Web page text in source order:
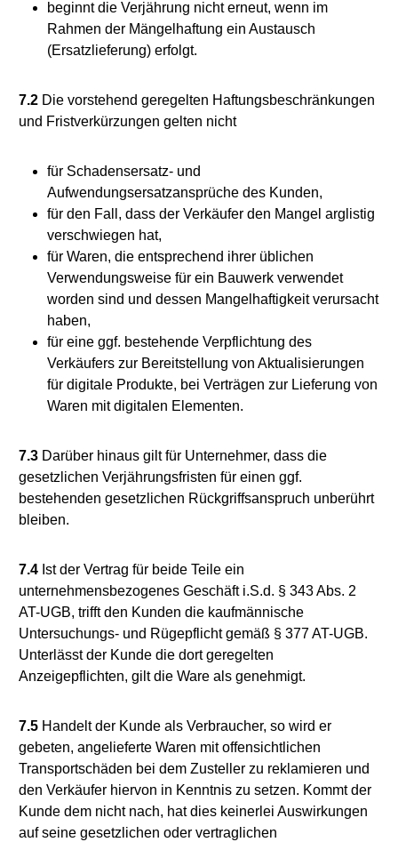
beginnt die Verjährung nicht erneut, wenn im
Rahmen der Mängelhaftung ein Austausch
(Ersatzlieferung) erfolgt.
7.2 Die vorstehend geregelten Haftungsbeschränkungen
und Fristverkürzungen gelten nicht
für Schadensersatz- und
Aufwendungsersatzansprüche des Kunden,
für den Fall, dass der Verkäufer den Mangel arglistig
verschwiegen hat,
für Waren, die entsprechend ihrer üblichen
Verwendungsweise für ein Bauwerk verwendet
worden sind und dessen Mangelhaftigkeit verursacht
haben,
für eine ggf. bestehende Verpflichtung des
Verkäufers zur Bereitstellung von Aktualisierungen
für digitale Produkte, bei Verträgen zur Lieferung von
Waren mit digitalen Elementen.
7.3 Darüber hinaus gilt für Unternehmer, dass die
gesetzlichen Verjährungsfristen für einen ggf.
bestehenden gesetzlichen Rückgriffsanspruch unberührt
bleiben.
7.4 Ist der Vertrag für beide Teile ein
unternehmensbezogenes Geschäft i.S.d. § 343 Abs. 2
AT-UGB, trifft den Kunden die kaufmännische
Untersuchungs- und Rügepflicht gemäß § 377 AT-UGB.
Unterlässt der Kunde die dort geregelten
Anzeigepflichten, gilt die Ware als genehmigt.
7.5 Handelt der Kunde als Verbraucher, so wird er
gebeten, angelieferte Waren mit offensichtlichen
Transportschäden bei dem Zusteller zu reklamieren und
den Verkäufer hiervon in Kenntnis zu setzen. Kommt der
Kunde dem nicht nach, hat dies keinerlei Auswirkungen
auf seine gesetzlichen oder vertraglichen